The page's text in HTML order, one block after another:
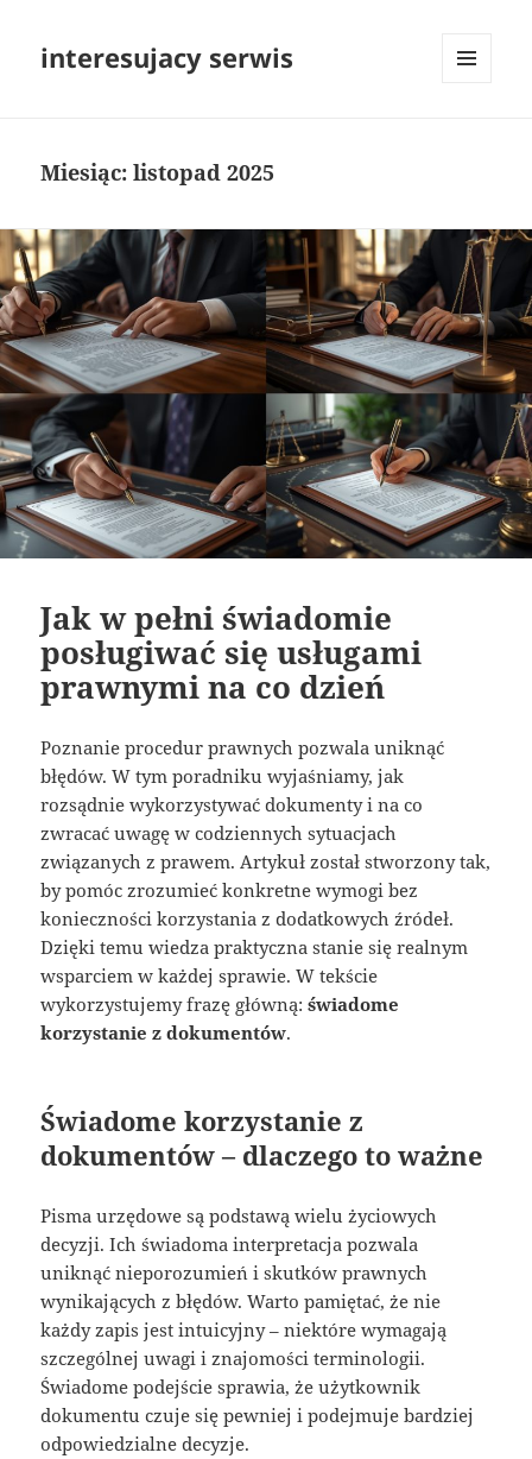
interesujacy serwis
Miesiąc:listopad 2025
Jak w pełni świadomie
posługiwać się usługami
prawnymi na co dzień
Poznanie procedur prawnych pozwala uniknąć
błędów. W tym poradniku wyjaśniamy, jak
rozsądnie wykorzystywać dokumenty i na co
zwracać uwagę w codziennych sytuacjach
związanych z prawem. Artykuł został stworzony tak,
by pomóc zrozumieć konkretne wymogi bez
konieczności korzystania z dodatkowych źródeł.
Dzięki temu wiedza praktyczna stanie się realnym
wsparciem w każdej sprawie. W tekście
wykorzystujemy frazę główną:świadome
korzystanie z dokumentów.
Świadome korzystanie z
dokumentów – dlaczego to ważne
Pisma urzędowe są podstawą wielu życiowych
decyzji. Ich świadoma interpretacja pozwala
uniknąć nieporozumień i skutków prawnych
wynikających z błędów. Warto pamiętać, że nie
każdy zapis jest intuicyjny – niektóre wymagają
szczególnej uwagi i znajomości terminologii.
Świadome podejście sprawia, że użytkownik
dokumentu czuje się pewniej i podejmuje bardziej
odpowiedzialne decyzje.